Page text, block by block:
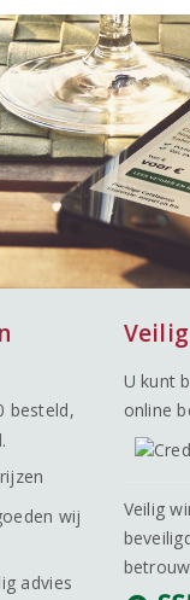
besteld,
wij
advies
U kunt
online
Veilig